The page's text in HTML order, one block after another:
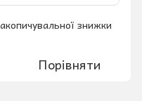
знижки
Порівняти